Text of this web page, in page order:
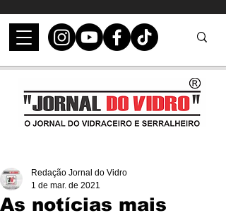
As notícias mais
Redação Jornal do Vidro
1 de mar. de 2021